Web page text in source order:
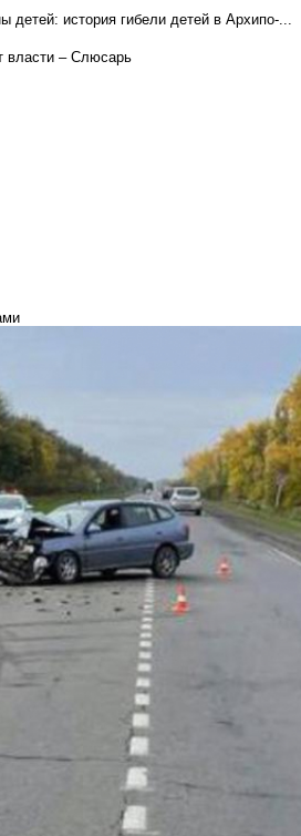
детей: история гибели детей в Архипо-...
власти – Слюсарь